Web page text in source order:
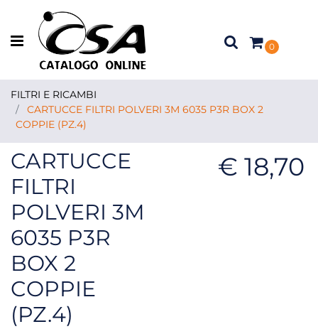
Open menu
0
FILTRI E RICAMBI
CARTUCCE FILTRI POLVERI 3M 6035 P3R BOX 2
COPPIE (PZ.4)
CARTUCCE
FILTRI
POLVERI 3M
6035 P3R
BOX 2
COPPIE
(PZ.4)
€ 18,70